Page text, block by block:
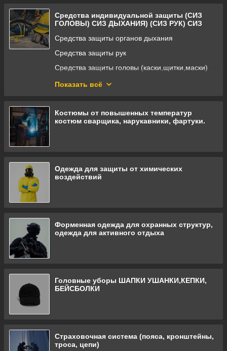
Средства индивидуальной защиты (СИЗ
ГОЛОВЫ) СИЗ ДЫХАНИЯ) (СИЗ РУК) СИЗ
Средства защиты органов дыхания
Средства защиты рук
Средства защиты головы (каски,щитки,маски)
Средства защиты глаз
Показать всё
Костюмы от повышенных температур
костюм сварщика, нарукавники, фартуки.
Одежда для защиты от химических
воздействий
Форменная одежда для охранных структур,
одежда для активного отдыха
Головные уборы ШАПКИ УШАНКИ,КЕПКИ,
БЕЙСБОЛКИ
Страховочная система (пояса, кронштейны,
троса, цепи)